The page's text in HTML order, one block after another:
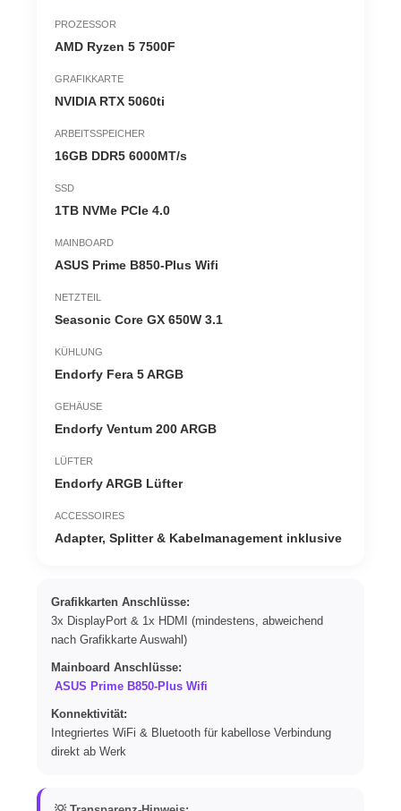
PROZESSOR
AMD Ryzen 5 7500F
GRAFIKKARTE
NVIDIA RTX 5060ti
ARBEITSSPEICHER
16GB DDR5 6000MT/s
SSD
1TB NVMe PCIe 4.0
MAINBOARD
ASUS Prime B850-Plus Wifi
NETZTEIL
Seasonic Core GX 650W 3.1
KÜHLUNG
Endorfy Fera 5 ARGB
GEHÄUSE
Endorfy Ventum 200 ARGB
LÜFTER
Endorfy ARGB Lüfter
ACCESSOIRES
Adapter, Splitter & Kabelmanagement inklusive
Grafikkarten Anschlüsse:
3x DisplayPort & 1x HDMI (mindestens, abweichend
nach Grafikkarte Auswahl)
Mainboard Anschlüsse:
ASUS Prime B850-Plus Wifi
Konnektivität:
Integriertes WiFi & Bluetooth für kabellose Verbindung
direkt ab Werk